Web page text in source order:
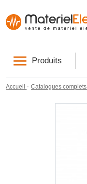
Produits
Accueil - Catalogues complets